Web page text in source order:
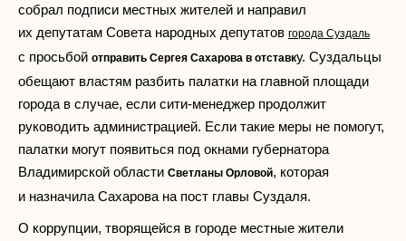
собрал подписи местных жителей и направил
их депутатам Совета народных депутатов города Суздаль
с просьбой отправить Сергея Сахарова в отставку. Суздальцы
обещают властям разбить палатки на главной площади
города в случае, если сити-менеджер продолжит
руководить администрацией. Если такие меры не помогут,
палатки могут появиться под окнами губернатора
Владимирской области Светланы Орловой, которая
и назначила Сахарова на пост главы Суздаля.
О коррупции, творящейся в городе местные жители